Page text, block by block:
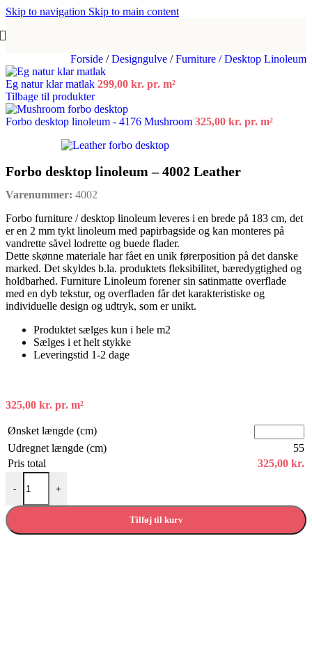
Skip to navigation Skip to main content
Forside / Designgulve / Furniture / Desktop Linoleum
Eg natur klar matlak 299,00 kr. pr. m²
Tilbage til produkter
Forbo desktop linoleum - 4176 Mushroom 325,00 kr. pr. m²
Forbo desktop linoleum – 4002 Leather
Varenummer: 4002
Forbo furniture / desktop linoleum leveres i en brede på 183 cm, det
er en 2 mm tykt linoleum med papirbagside og kan monteres på
vandrette såvel lodrette og buede flader.
Dette skønne materiale har fået en unik førerposition på det danske
marked. Det skyldes b.la. produktets fleksibilitet, bæredygtighed og
holdbarhed. Furniture Linoleum forener sin satinmatte overflade
med en dyb tekstur, og overfladen får det karakteristiske og
individuelle design og udtryk, som er unikt.
Produktet sælges kun i hele m2
Sælges i et helt stykke
Leveringstid 1-2 dage
325,00 kr. pr. m²
Ønsket længde (cm)
Udregnet længde (cm)
55
Pris total
325,00 kr.
-
Forbo desktop linoleum - 4002 Leather antal
+
Tilføj til kurv